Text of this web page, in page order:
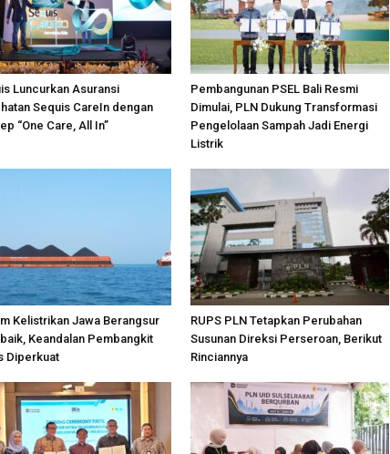
Luncurkan Asuransi
Sequis CareIn dengan
“One Care, All In”
Pembangunan PSEL Bali Resmi
Dimulai, PLN Dukung Transformasi
Pengelolaan Sampah Jadi Energi
Listrik
Kelistrikan Jawa Berangsur
Keandalan Pembangkit
Diperkuat
RUPS PLN Tetapkan Perubahan
Susunan Direksi Perseroan, Berikut
Rinciannya